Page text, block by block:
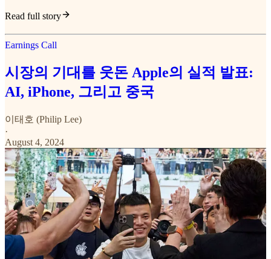
Read full story
Earnings Call
시장의 기대를 웃돈 Apple의 실적 발표:
AI, iPhone, 그리고 중국
이태호 (Philip Lee)
·
August 4, 2024